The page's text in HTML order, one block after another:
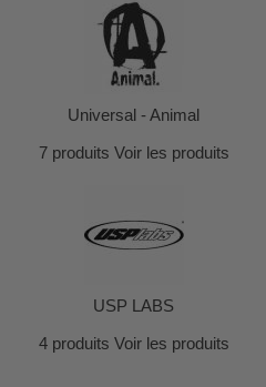
Universal - Animal
7 produits Voir les produits
USP LABS
4 produits Voir les produits